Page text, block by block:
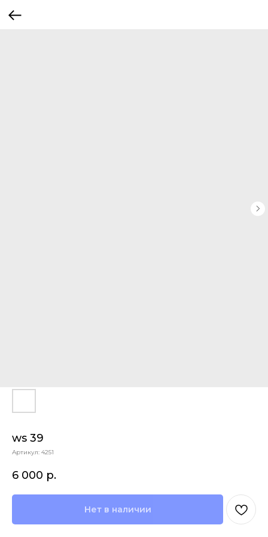
ws 39
Артикул: 4251
6 000 р.
Нет в наличии